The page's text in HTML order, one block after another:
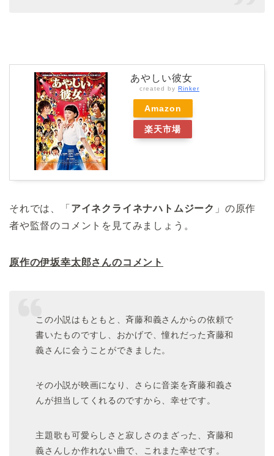
あやしい彼女
created by Rinker
Amazon
楽天市場
それでは、「 アイネクライネナハトムジーク 」の原作
者や監督のコメントを見てみましょう。
原作の伊坂幸太郎さんのコメント
この小説はもともと、斉藤和義さんからの依頼で
書いたものですし、おかげで、憧れだった斉藤和
義さんに会うことができました。
その小説が映画になり、さらに音楽を斉藤和義さ
んが担当してくれるのですから、幸せです。
主題歌も可愛らしさと寂しさのまざった、斉藤和
義さんしか作れない曲で、これまた幸せです。